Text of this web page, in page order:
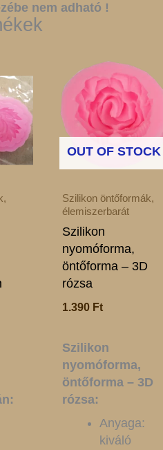
nem adható !
OUT OF STOCK
Szilikon öntőformák,
élemiszerbarát
Szilikon
nyomóforma,
öntőforma – 3D
rózsa
1.390 Ft
Szilikon
nyomóforma,
öntőforma – 3D
rózsa:
Anyaga:
kiváló